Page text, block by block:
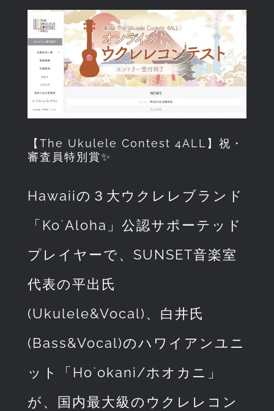
View
Larger
Image
【The Ukulele Contest 4ALL】祝・
審査員特別賞✨
Hawaiiの３大ウクレレブランド
「Ko`Aloha」公認サポーテッド
プレイヤーで、SUNSET音楽室
代表の平出氏
(Ukulele&Vocal)、白井氏
(Bass&Vocal)のハワイアンユニ
ット「Ho`okani/ホオカニ」
が、国内最大級のウクレレコン